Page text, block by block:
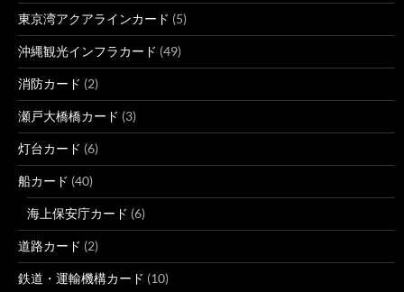
東京湾アクアラインカード (5)
沖縄観光インフラカード (49)
消防カード (2)
瀬戸大橋橋カード (3)
灯台カード (6)
船カード (40)
海上保安庁カード (6)
道路カード (2)
鉄道・運輸機構カード (10)